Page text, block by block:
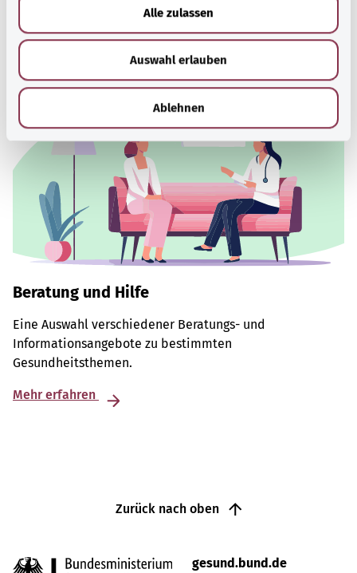
Alle zulassen
Auswahl erlauben
Ablehnen
Problemen.
Mehr erfahren
Beratung und Hilfe
Eine Auswahl verschiedener Beratungs- und
Informationsangebote zu bestimmten
Gesundheitsthemen.
Mehr erfahren
Zurück nach oben
gesund.bund.de